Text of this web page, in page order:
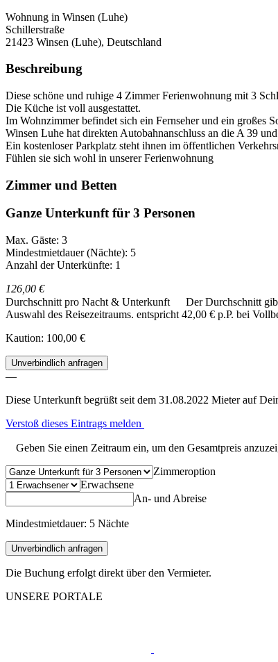
Wohnung in Winsen (Luhe)
Schillerstraße
21423 Winsen (Luhe), Deutschland
Beschreibung
Diese schöne und ruhige 4 Zimmer Ferienwohnung mit 3
Die Küche ist voll ausgestattet.
Im Wohnzimmer befindet sich ein Fernseher und ein großes
Winsen Luhe hat direkten Autobahnanschluss an die A 39
Ein kostenloser Parkplatz steht ihnen im öffentlichen
Fühlen sie sich wohl in unserer Ferienwohnung
Zimmer und Betten
Ganze Unterkunft für 3 Personen
Max. Gäste: 3
Mindestmietdauer (Nächte): 5
Anzahl der Unterkünfte: 1
126,00 €
Durchschnitt pro Nacht & Unterkunft
Der Durchschnitt
Auswahl des Reisezeitraums. entspricht 42,00 € p.P. bei
Kaution: 100,00 €
Unverbindlich anfragen
—
Diese Unterkunft begrüßt seit dem 31.08.2022 Mieter auf
Verstoß dieses Eintrags melden
Geben Sie einen Zeitraum ein, um den Gesamtpreis
Zimmeroption
Erwachsene
An- und Abreise
Mindestmietdauer: 5 Nächte
Unverbindlich anfragen
Die Buchung erfolgt direkt über den Vermieter.
UNSERE PORTALE